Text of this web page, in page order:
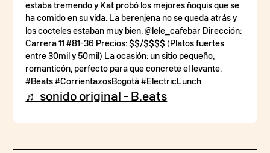
estaba tremendo y Kat probó los mejores ñoquis que se
ha comido en su vida. La berenjena no se queda atrás y
los cocteles estaban muy bien. @lele_cafebar Dirección:
Carrera 11 #81-36 Precios: $$/$$$$ (Platos fuertes
entre 30mil y 50mil) La ocasión: un sitio pequeño,
romanticón, perfecto para que concrete el levante.
#Beats #CorrientazosBogotá #ElectricLunch
♬ sonido original - B.eats